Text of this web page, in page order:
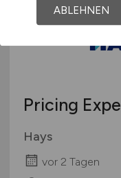
Pricing
Hays
vor 2 Tagen
ABLEHNEN